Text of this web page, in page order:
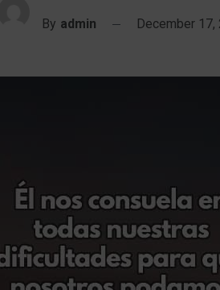
By admin December 17,